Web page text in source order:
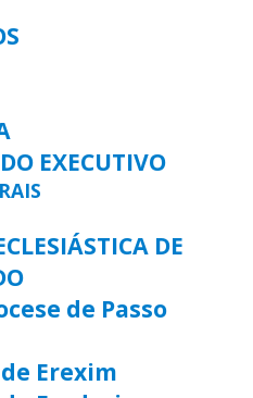
EXECUTIVO
DE
de Passo
Erexim